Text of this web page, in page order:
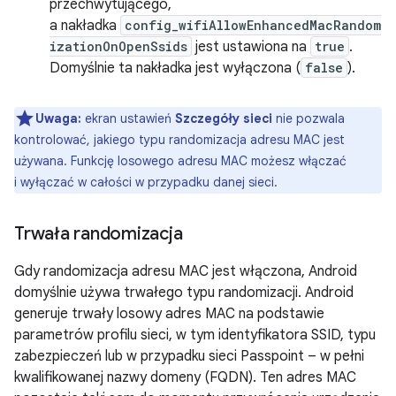
przechwytującego,
a nakładka config_wifiAllowEnhancedMacRandom
izationOnOpenSsids jest ustawiona na true .
Domyślnie ta nakładka jest wyłączona ( false ).
Uwaga: ekran ustawień Szczegóły sieci nie pozwala
kontrolować, jakiego typu randomizacja adresu MAC jest
używana. Funkcję losowego adresu MAC możesz włączać
i wyłączać w całości w przypadku danej sieci.
Trwała randomizacja
Gdy randomizacja adresu MAC jest włączona, Android
domyślnie używa trwałego typu randomizacji. Android
generuje trwały losowy adres MAC na podstawie
parametrów profilu sieci, w tym identyfikatora SSID, typu
zabezpieczeń lub w przypadku sieci Passpoint – w pełni
kwalifikowanej nazwy domeny (FQDN). Ten adres MAC